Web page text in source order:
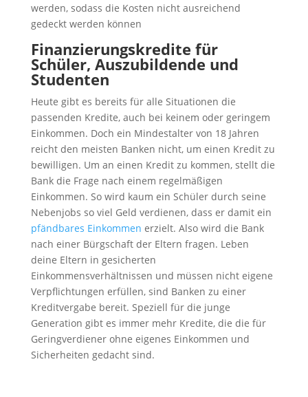
werden, sodass die Kosten nicht ausreichend
gedeckt werden können
Finanzierungskredite für
Schüler, Auszubildende und
Studenten
Heute gibt es bereits für alle Situationen die
passenden Kredite, auch bei keinem oder geringem
Einkommen. Doch ein Mindestalter von 18 Jahren
reicht den meisten Banken nicht, um einen Kredit zu
bewilligen. Um an einen Kredit zu kommen, stellt die
Bank die Frage nach einem regelmäßigen
Einkommen. So wird kaum ein Schüler durch seine
Nebenjobs so viel Geld verdienen, dass er damit ein
pfändbares Einkommen erzielt. Also wird die Bank
nach einer Bürgschaft der Eltern fragen. Leben
deine Eltern in gesicherten
Einkommensverhältnissen und müssen nicht eigene
Verpflichtungen erfüllen, sind Banken zu einer
Kreditvergabe bereit. Speziell für die junge
Generation gibt es immer mehr Kredite, die die für
Geringverdiener ohne eigenes Einkommen und
Sicherheiten gedacht sind.